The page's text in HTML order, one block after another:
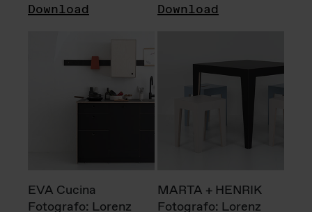
Download Download
EVA Cucina
Fotografo: Lorenz
MARTA + HENRIK
Fotografo: Lorenz